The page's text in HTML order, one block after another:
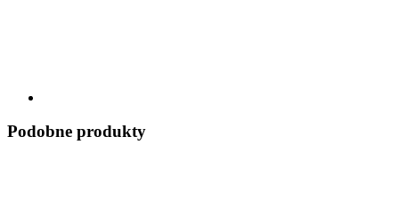
Podobne produkty